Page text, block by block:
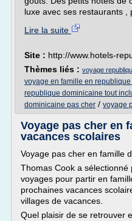
luxe avec ses restaurants ,
Lire la suite
Site : http://www.hotels-
Thèmes liés : voyage
voyage en famille en
republique dominicaine tout
dominicaine pas cher / voyage
Voyage pas cher en
vacances scolaires
Voyage pas cher en famille
Thomas Cook a
voyages pour partir en
prochaines vacances
villages de vacances.
Quel plaisir de se retrouver